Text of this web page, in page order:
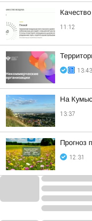
11:12
13:43
На
13:37
Прогноз
12:31